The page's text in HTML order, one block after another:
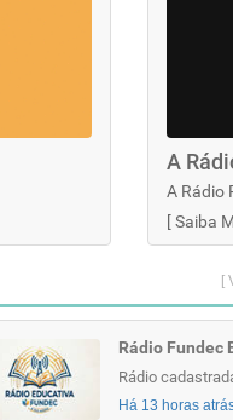
A
A Rádio
[Saiba
[
Rádio Fundec
Rádio
Há 13 horas